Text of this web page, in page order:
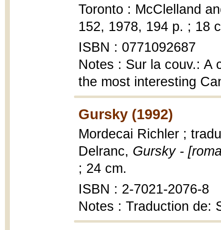
Toronto : McClelland
152, 1978, 194 p. ; 18
ISBN : 0771092687
Notes : Sur la couv.: A
the most interesting
Gursky (1992)
Mordecai Richler ;
Delranc, Gursky -
; 24 cm.
ISBN : 2-7021-2076-8
Notes : Traduction de: